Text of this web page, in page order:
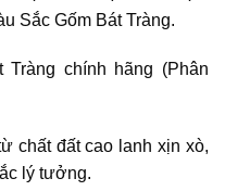
Sắc Gốm Bát Tràng.
Tràng chính hãng (Phân
chất đất cao lanh xịn xò,
lý tưởng.